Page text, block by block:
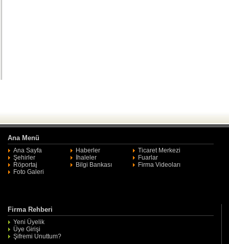
Ana Menü
Ana Sayfa Haberler
Ticaret Merkezi
Şehirler
İhaleler
Fuarlar
Röportaj
Bilgi Bankası
Firma Videoları
Foto Galeri
Firma Rehberi
Yeni Üyelik
Üye Girişi
Şifremi Unuttum?